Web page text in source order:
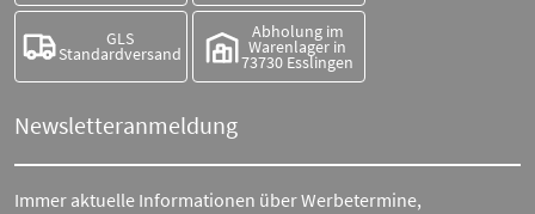
GLS
Standardversand
Abholung im
Warenlager in
73730 Esslingen
Newsletteranmeldung
Immer aktuelle Informationen über Werbetermine,